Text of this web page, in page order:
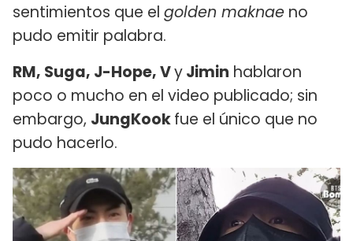
sentimientos que el golden maknae no
pudo emitir palabra.
RM, Suga, J-Hope, VyJimin hablaron
poco o mucho en el video publicado; sin
embargo, JungKookfue el único que no
pudo hacerlo.